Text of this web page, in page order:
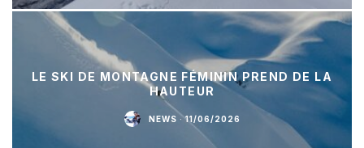
LE SKI DE MONTAGNE FÉMININ PREND DE LA
HAUTEUR
NEWS · 11/06/2026